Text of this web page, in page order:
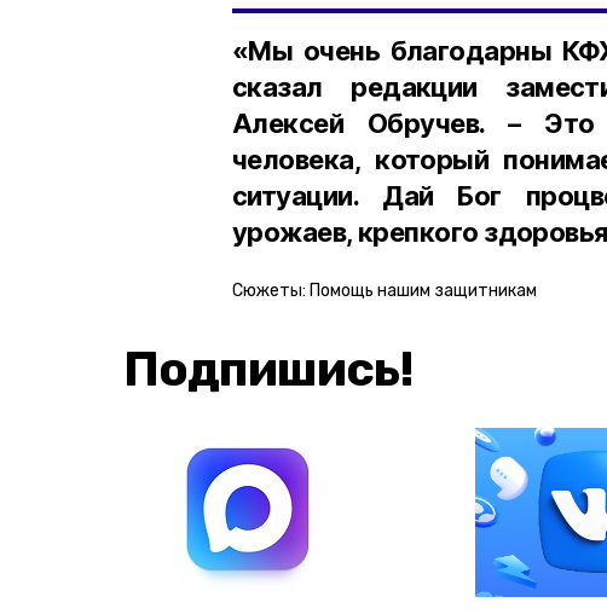
«Мы очень благодарны
сказал редакции
Алексей Обручев. – Это
человека, который
ситуации. Дай Бог
урожаев, крепкого
Сюжеты: Помощь нашим защитникам
Подпишись!